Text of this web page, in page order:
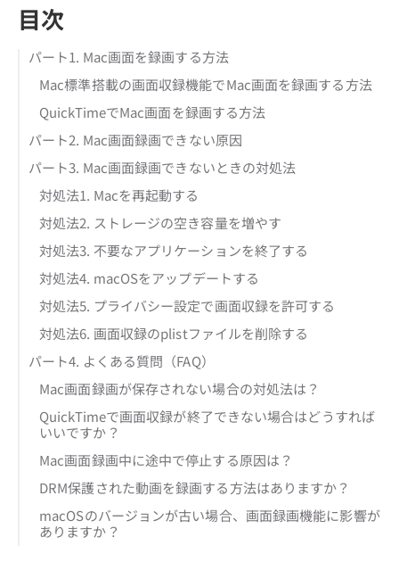
目次
パート1. Mac画面を録画する方法
Mac標準搭載の画面収録機能でMac画面を録画する方法
QuickTimeでMac画面を録画する方法
パート2. Mac画面録画できない原因
パート3. Mac画面録画できないときの対処法
対処法1. Macを再起動する
対処法2. ストレージの空き容量を増やす
対処法3. 不要なアプリケーションを終了する
対処法4. macOSをアップデートする
対処法5. プライバシー設定で画面収録を許可する
対処法6. 画面収録のplistファイルを削除する
パート4. よくある質問（FAQ）
Mac画面録画が保存されない場合の対処法は？
QuickTimeで画面収録が終了できない場合はどうすれば
いいですか？
Mac画面録画中に途中で停止する原因は？
DRM保護された動画を録画する方法はありますか？
macOSのバージョンが古い場合、画面録画機能に影響が
ありますか？